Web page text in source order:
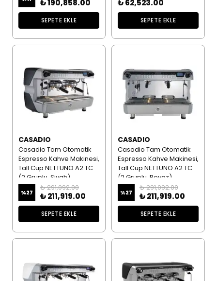
₺ 190,858.00
SEPETE EKLE
₺ 62,523.00
SEPETE EKLE
CASADIO
Casadio Tam Otomatik
Espresso Kahve Makinesi,
Tall Cup NETTUNO A2 TC
(2 Gruplu, Siyah)
%27
₺ 291,092.00
₺ 211,919.00
SEPETE EKLE
CASADIO
Casadio Tam Otomatik
Espresso Kahve Makinesi,
Tall Cup NETTUNO A2 TC
(2 Gruplu, Beyaz)
%27
₺ 291,092.00
₺ 211,919.00
SEPETE EKLE